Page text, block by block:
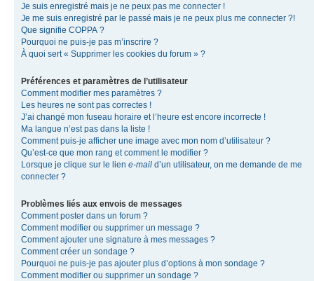
Je suis enregistré mais je ne peux pas me connecter !
Je me suis enregistré par le passé mais je ne peux plus me connecter ?!
Que signifie COPPA ?
Pourquoi ne puis-je pas m’inscrire ?
À quoi sert « Supprimer les cookies du forum » ?
Préférences et paramètres de l’utilisateur
Comment modifier mes paramètres ?
Les heures ne sont pas correctes !
J’ai changé mon fuseau horaire et l’heure est encore incorrecte !
Ma langue n’est pas dans la liste !
Comment puis-je afficher une image avec mon nom d’utilisateur ?
Qu’est-ce que mon rang et comment le modifier ?
Lorsque je clique sur le lien e-mail d’un utilisateur, on me demande de me
connecter ?
Problèmes liés aux envois de messages
Comment poster dans un forum ?
Comment modifier ou supprimer un message ?
Comment ajouter une signature à mes messages ?
Comment créer un sondage ?
Pourquoi ne puis-je pas ajouter plus d’options à mon sondage ?
Comment modifier ou supprimer un sondage ?